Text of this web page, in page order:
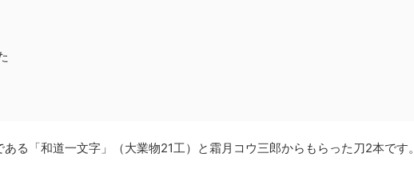
る「和道一文字」（大業物21工）と霜月コウ三郎からもらった刀2本です。